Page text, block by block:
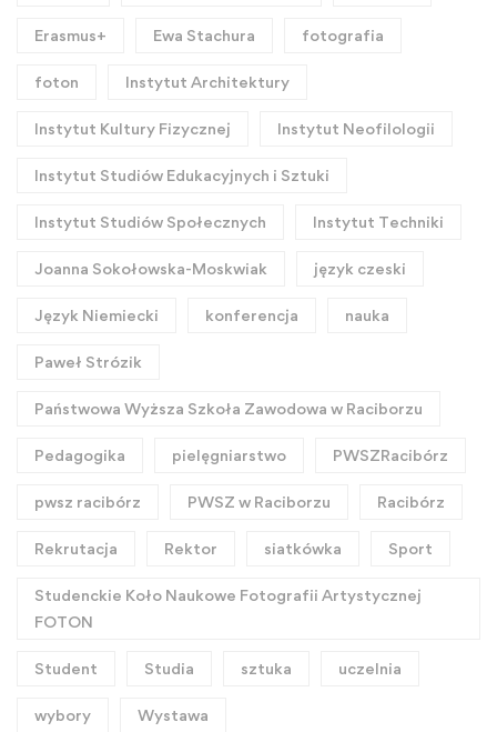
Erasmus+ Ewa Stachura fotografia
foton Instytut Architektury
Instytut Kultury Fizycznej Instytut Neofilologii
Instytut Studiów Edukacyjnych i Sztuki
Instytut Studiów Społecznych Instytut Techniki
Joanna Sokołowska-Moskwiak język czeski
Język Niemiecki konferencja nauka
Paweł Strózik
Państwowa Wyższa Szkoła Zawodowa w Raciborzu
Pedagogika pielęgniarstwo PWSZRacibórz
pwsz racibórz PWSZ w Raciborzu Racibórz
Rekrutacja Rektor siatkówka Sport
Studenckie Koło Naukowe Fotografii Artystycznej
FOTON
Student Studia sztuka uczelnia
wybory Wystawa